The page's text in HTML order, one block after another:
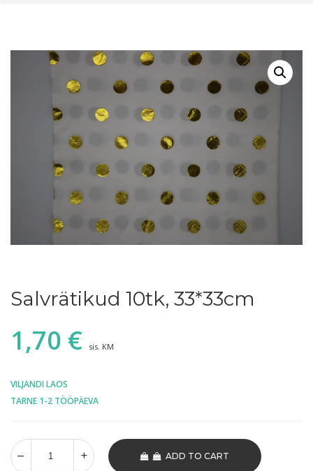
Salvrätikud 10tk, 33*33cm
1,70 € sis. KM
VILJANDI LAOS
TARNE 1-2 TÖÖPÄEVA
ADD TO CART